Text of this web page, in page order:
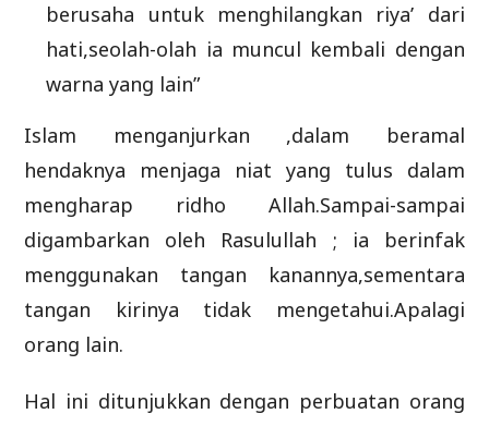
berusaha untuk menghilangkan riya’ dari
hati,seolah-olah ia muncul kembali dengan
warna yang lain”
Islam menganjurkan ,dalam beramal
hendaknya menjaga niat yang tulus dalam
mengharap ridho Allah.Sampai-sampai
digambarkan oleh Rasulullah ; ia berinfak
menggunakan tangan kanannya,sementara
tangan kirinya tidak mengetahui.Apalagi
orang lain.
Hal ini ditunjukkan dengan perbuatan orang